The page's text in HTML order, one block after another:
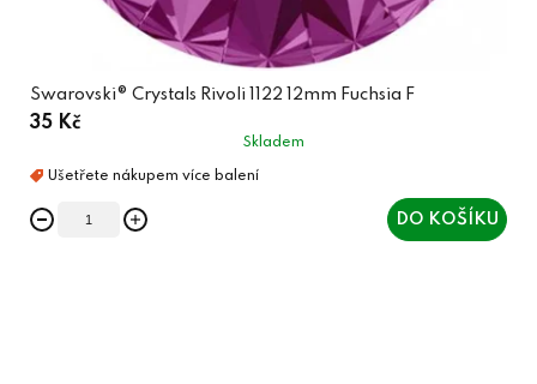
Swarovski® Crystals Rivoli 1122 12mm Fuchsia F
35 Kč
Skladem
DO KOŠÍKU